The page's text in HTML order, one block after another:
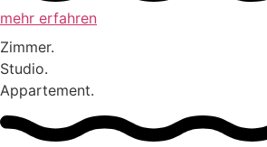
mehr erfahren
Zimmer.
Studio.
Appartement.